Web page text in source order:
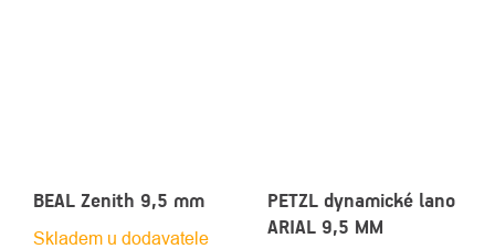
BEAL Zenith 9,5 mm
Skladem u dodavatele
PETZL dynamické lano
ARIAL 9,5 MM